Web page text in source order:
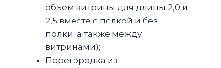
объем витрины для длины 2,0 и
2,5 вместе с полкой и без
полки, а также между
витринами);
Перегородка из